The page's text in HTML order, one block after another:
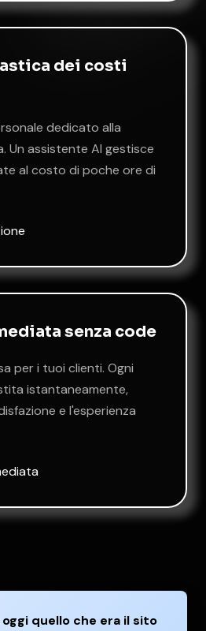
dei costi
dedicato alla
Un assistente AI gestisce
al costo di poche ore di
senza code
per i tuoi clienti. Ogni
istantaneamente,
e l'esperienza
quello che era il sito